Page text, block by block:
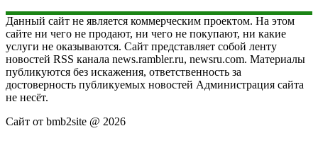
Данный сайт не является коммерческим проектом. На этом
сайте ни чего не продают, ни чего не покупают, ни какие
услуги не оказываются. Сайт представляет собой ленту
новостей RSS канала news.rambler.ru, newsru.com. Материалы
публикуются без искажения, ответственность за
достоверность публикуемых новостей Администрация сайта
не несёт.
Сайт от bmb2site @ 2026